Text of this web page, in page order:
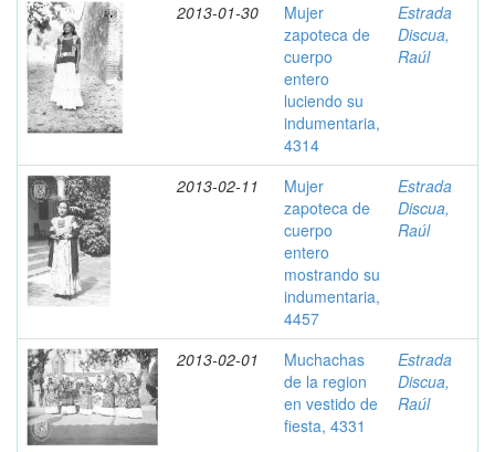
2013-01-30
Mujer
zapoteca de
cuerpo
entero
luciendo su
indumentaria,
4314
Estrada
Discua,
Raúl
2013-02-11
Mujer
zapoteca de
cuerpo
entero
mostrando su
indumentaria,
4457
Estrada
Discua,
Raúl
2013-02-01
Muchachas
de la region
en vestido de
fiesta, 4331
Estrada
Discua,
Raúl